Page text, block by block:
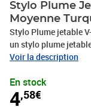
Stylo Plume
Moyenne
Stylo Plume jetable
un stylo plume
séduit par la
Voir la description
En stock
4,58€